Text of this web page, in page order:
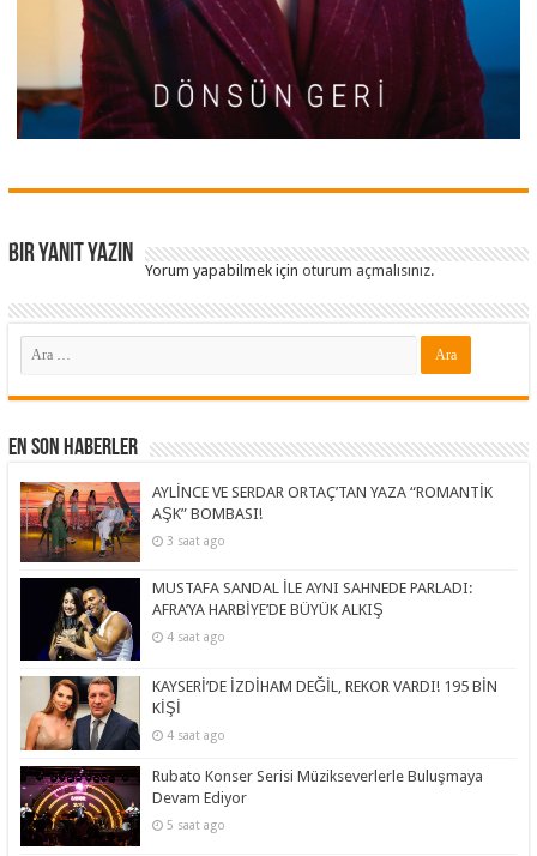
Bir yanıt yazın
Yorum yapabilmek içinoturum açmalısınız.
En Son Haberler
AYLİNCE VE SERDAR ORTAÇ’TAN YAZA “ROMANTİK
AŞK” BOMBASI!
3 saat ago
MUSTAFA SANDAL İLE AYNI SAHNEDE PARLADI:
AFRA’YA HARBİYE’DE BÜYÜK ALKIŞ
4 saat ago
KAYSERİ’DE İZDİHAM DEĞİL, REKOR VARDI! 195 BİN
KİŞİ
4 saat ago
Rubato Konser Serisi Müzikseverlerle Buluşmaya
Devam Ediyor
5 saat ago